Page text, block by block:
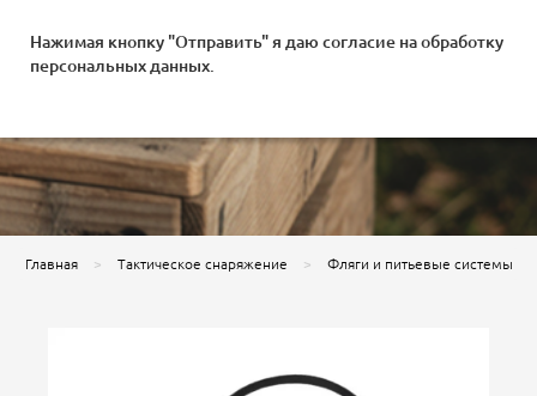
Нажимая кнопку "Отправить" я даю согласие наобработку
персональных данных
Главная Тактическое снаряжение Фляги и питьевые системы